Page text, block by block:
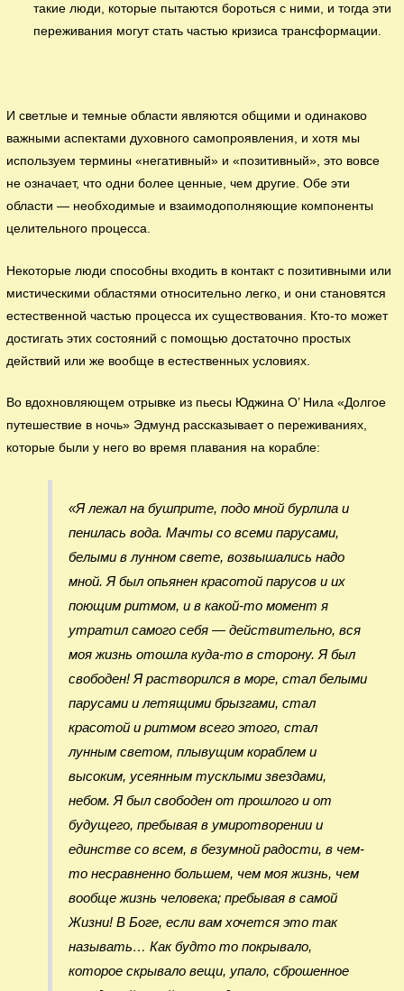
такие люди, которые пытаются бороться с ними, и тогда эти
переживания могут стать частью кризиса трансформации.
И светлые и темные области являются общими и одинаково
важными аспектами духовного самопроявления, и хотя мы
используем термины «негативный» и «позитивный», это вовсе
не означает, что одни более ценные, чем другие. Обе эти
области — необходимые и взаимодополняющие компоненты
целительного процесса.
Некоторые люди способны входить в контакт с позитивными или
мистическими областями относительно легко, и они становятся
естественной частью процесса их существования. Кто-то может
достигать этих состояний с помощью достаточно простых
действий или же вообще в естественных условиях.
Во вдохновляющем отрывке из пьесы Юджина О’ Нила «Долгое
путешествие в ночь» Эдмунд рассказывает о переживаниях,
которые были у него во время плавания на корабле:
«Я лежал на бушприте, подо мной бурлила и
пенилась вода. Мачты со всеми парусами,
белыми в лунном свете, возвышались надо
мной. Я был опьянен красотой парусов и их
поющим ритмом, и в какой-то момент я
утратил самого себя — действительно, вся
моя жизнь отошла куда-то в сторону. Я был
свободен! Я растворился в море, стал белыми
парусами и летящими брызгами, стал
красотой и ритмом всего этого, стал
лунным светом, плывущим кораблем и
высоким, усеянным тусклыми звездами,
небом. Я был свободен от прошлого и от
будущего, пребывая в умиротворении и
единстве со всем, в безумной радости, в чем-
то несравненно большем, чем моя жизнь, чем
вообще жизнь человека; пребывая в самой
Жизни! В Боге, если вам хочется это так
называть… Как будто то покрывало,
которое скрывало вещи, упало, сброшенное